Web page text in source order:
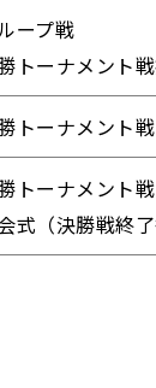
ープ戦
トーナメント
トーナメント
トーナメント
式（決勝戦終了